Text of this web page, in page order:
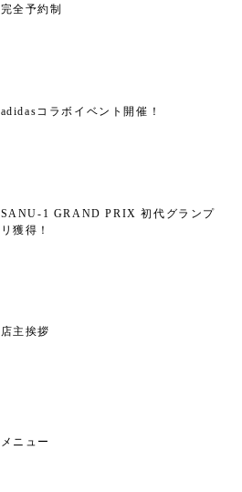
完全予約制
adidasコラボイベント開催！
SANU-1 GRAND PRIX 初代グランプ
リ獲得！
店主挨拶
メニュー